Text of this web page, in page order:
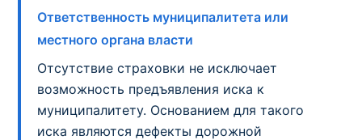
Ответственность муниципалитета или
местного органа власти
Отсутствие страховки не исключает
возможность предъявления иска к
муниципалитету. Основанием для такого
иска являются дефекты дорожной